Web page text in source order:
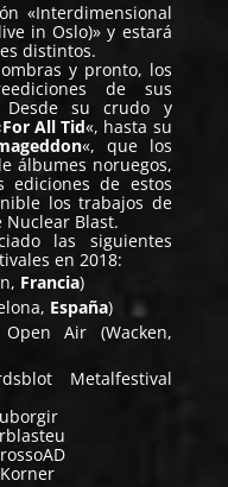
«Interdimensional
in Oslo)» y estará
distintos.
y pronto, los
de sus
Desde su crudo y
All Tid«, hasta su
«, que los
álbumes noruegos,
ediciones de estos
los trabajos de
Nuclear Blast.
las siguientes
en 2018:
Francia)
España)
Air (Wacken,
Metalfestival